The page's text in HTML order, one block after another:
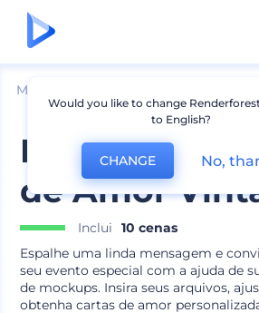
Mockups
Mockups de
de Amor
Inclui
10 cenas
Espalhe uma linda mensagem e
seu evento especial com a ajuda de
de mockups. Insira seus arquivos,
obtenha cartas de amor
Would you like to change
to English?
CHANGE No,